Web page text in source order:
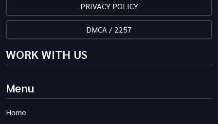
PRIVACY POLICY
DMCA / 2257
WORK WITH US
Menu
Home